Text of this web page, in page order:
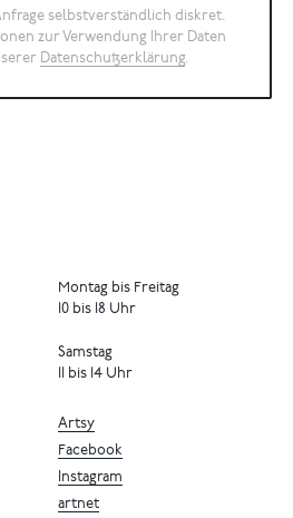
selbstverständlich diskret.
zur Verwendung Ihrer Daten
Datenschutzerklärung.
Montag bis Freitag
10 bis 18 Uhr
Samstag
11 bis 14 Uhr
Artsy
Facebook
Instagram
artnet